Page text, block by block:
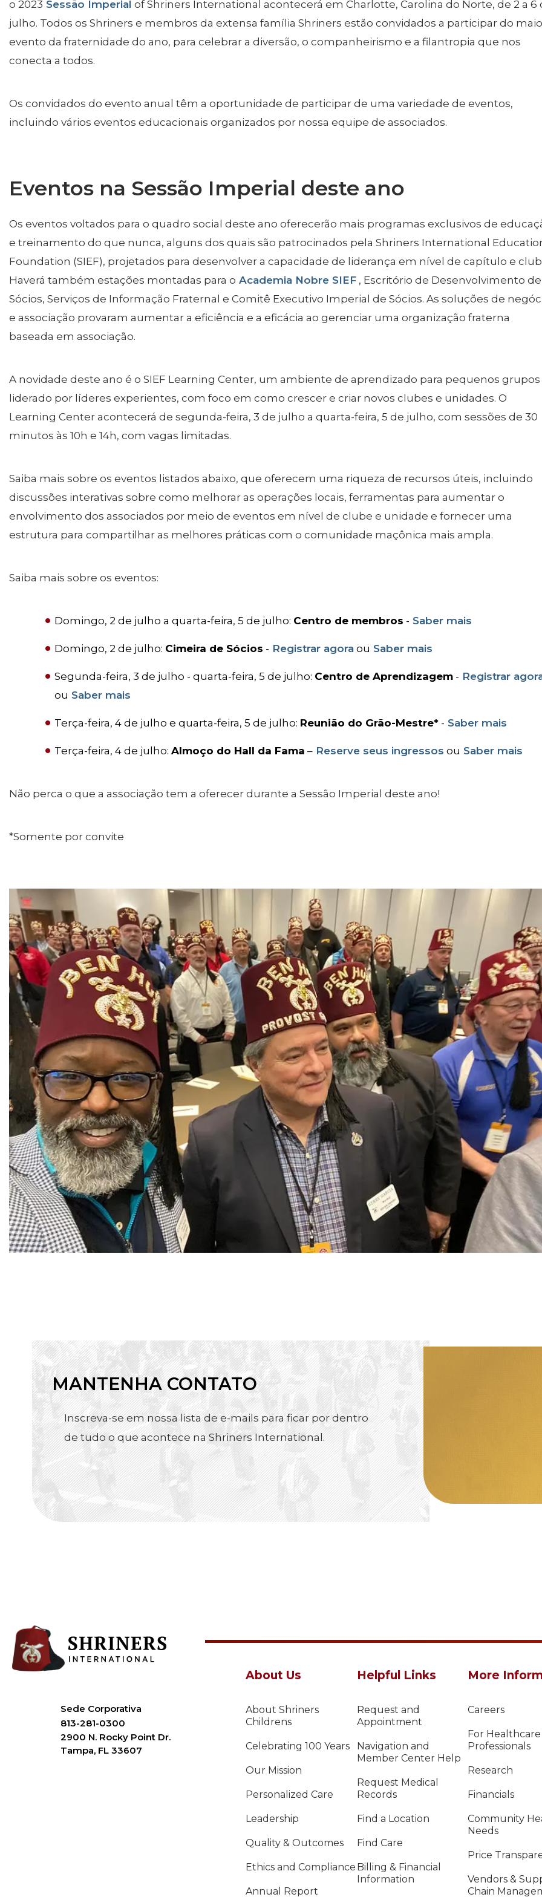
FAQs
Join
Define Your Path
News & Events
Member Center
SIEF Programs
Oriental Guide Leadership Conference
Contacte-nos
o 2023 Sessão Imperial of Shriners International acontecerá em Charlotte, Carolina do Norte, de 2 a 6
julho. Todos os Shriners e membros da extensa família Shriners estão convidados a participar do
evento da fraternidade do ano, para celebrar a diversão, o companheirismo e a filantropia que nos
conecta a todos.
Os convidados do evento anual têm a oportunidade de participar de uma variedade de eventos,
incluindo vários eventos educacionais organizados por nossa equipe de associados.
Eventos na Sessão Imperial deste ano
Os eventos voltados para o quadro social deste ano oferecerão mais programas exclusivos de
e treinamento do que nunca, alguns dos quais são patrocinados pela Shriners International
Foundation (SIEF), projetados para desenvolver a capacidade de liderança em nível de capítulo e
Haverá também estações montadas para o Academia Nobre SIEF , Escritório de Desenvolvimento de
Sócios, Serviços de Informação Fraternal e Comitê Executivo Imperial de Sócios. As soluções de
e associação provaram aumentar a eficiência e a eficácia ao gerenciar uma organização fraterna
baseada em associação.
A novidade deste ano é o SIEF Learning Center, um ambiente de aprendizado para pequenos grupos
liderado por líderes experientes, com foco em como crescer e criar novos clubes e unidades. O
Learning Center acontecerá de segunda-feira, 3 de julho a quarta-feira, 5 de julho, com sessões de 30
minutos às 10h e 14h, com vagas limitadas.
Saiba mais sobre os eventos listados abaixo, que oferecem uma riqueza de recursos úteis, incluindo
discussões interativas sobre como melhorar as operações locais, ferramentas para aumentar o
envolvimento dos associados por meio de eventos em nível de clube e unidade e fornecer uma
estrutura para compartilhar as melhores práticas com o comunidade maçônica mais ampla.
Saiba mais sobre os eventos:
Domingo, 2 de julho a quarta-feira, 5 de julho: Centro de membros - Saber mais
Domingo, 2 de julho: Cimeira de Sócios - Registrar agora ou Saber mais
Segunda-feira, 3 de julho - quarta-feira, 5 de julho: Centro de Aprendizagem - Registrar
ou Saber mais
Terça-feira, 4 de julho e quarta-feira, 5 de julho: Reunião do Grão-Mestre* - Saber mais
Terça-feira, 4 de julho: Almoço do Hall da Fama – Reserve seus ingressos ou Saber mais
Não perca o que a associação tem a oferecer durante a Sessão Imperial deste ano!
*Somente por convite
MANTENHA CONTATO
Inscreva-se em nossa lista de e-mails para ficar por dentro
de tudo o que acontece na Shriners International.
Sede Corporativa
813-281-0300
2900 N. Rocky Point Dr.
Tampa, FL 33607
About Us
About Shriners
Childrens
Celebrating 100 Years
Our Mission
Personalized Care
Leadership
Quality & Outcomes
Ethics and Compliance
Annual Report
Helpful Links
Request and
Appointment
Navigation and
Member Center Help
Request Medical
Records
Find a Location
Find Care
Billing & Financial
Information
More
Careers
For Healthcare
Professionals
Research
Financials
Community
Needs
Price
Vendors &
Chain